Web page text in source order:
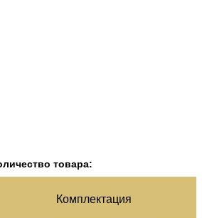
товара:
Ком­плек­тация